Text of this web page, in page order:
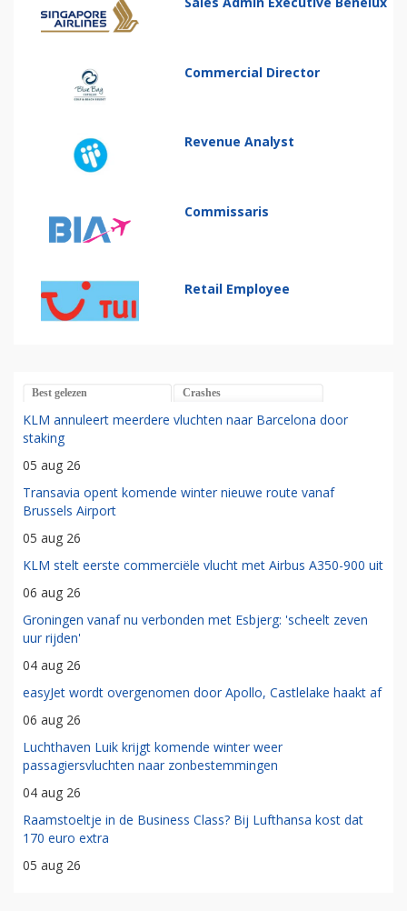
Commercial Director
Revenue Analyst
Commissaris
Retail Employee
Best gelezen Crashes
KLM annuleert meerdere vluchten naar Barcelona door
staking
05 aug 26
Transavia opent komende winter nieuwe route vanaf
Brussels Airport
05 aug 26
KLM stelt eerste commerciële vlucht met Airbus A350-900 uit
06 aug 26
Groningen vanaf nu verbonden met Esbjerg: 'scheelt zeven
uur rijden'
04 aug 26
easyJet wordt overgenomen door Apollo, Castlelake haakt af
06 aug 26
Luchthaven Luik krijgt komende winter weer
passagiersvluchten naar zonbestemmingen
04 aug 26
Raamstoeltje in de Business Class? Bij Lufthansa kost dat
170 euro extra
05 aug 26